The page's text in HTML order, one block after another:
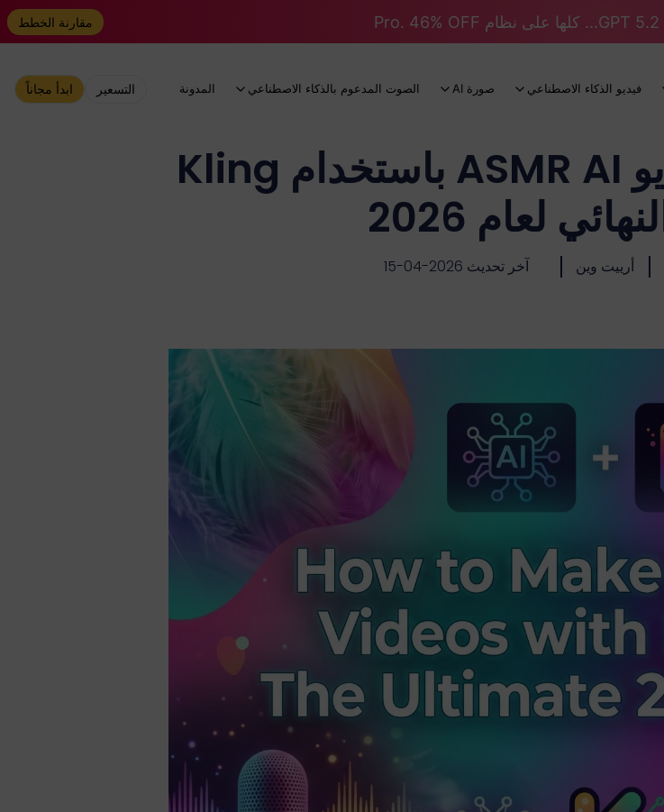
مقارنة الخطط
فيديو الذكاء الاصطناعي صورة AI الصوت المدعوم بالذكاء الاصطناعي المدونة التسعير ابدأ مجاناً
كيفية إنشاء مقاطع فيديو ASMR AI باستخدام Kling
أرييت وين آخر تحديث 2026-04-15